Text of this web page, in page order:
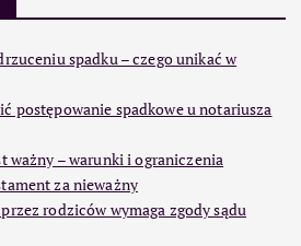
spadku – czego unikać w
postępowanie spadkowe u notariusza
ważny – warunki i ograniczenia
za nieważny
rodziców wymaga zgody sądu